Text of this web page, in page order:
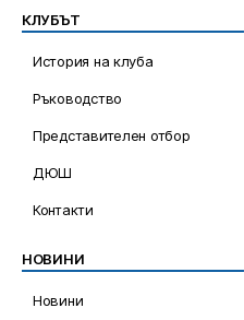
КЛУБЪТ
История на клуба
Ръководство
Представителен отбор
ДЮШ
Контакти
НОВИНИ
Новини